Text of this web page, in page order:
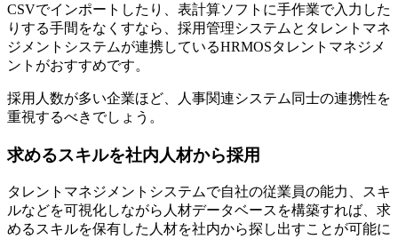
CSVでインポートしたり、表計算ソフトに手作業で入力した
りする手間をなくすなら、採用管理システムとタレントマネ
ジメントシステムが連携しているHRMOSタレントマネジメ
ントがおすすめです。
採用人数が多い企業ほど、人事関連システム同士の連携性を
重視するべきでしょう。
求めるスキルを社内人材から採用
タレントマネジメントシステムで自社の従業員の能力、スキ
ルなどを可視化しながら人材データベースを構築すれば、求
めるスキルを保有した人材を社内から探し出すことが可能に